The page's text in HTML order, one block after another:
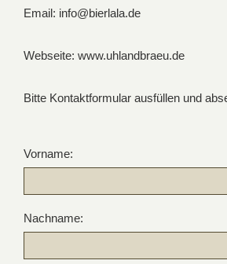
Email: info@bierlala.de
Webseite: www.uhlandbraeu.de
Bitte Kontaktformular ausfüllen und
Vorname:
Nachname: